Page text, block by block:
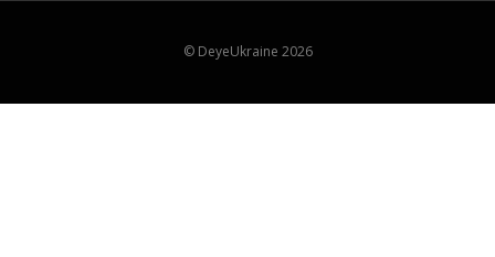
© DeyeUkraine 2026